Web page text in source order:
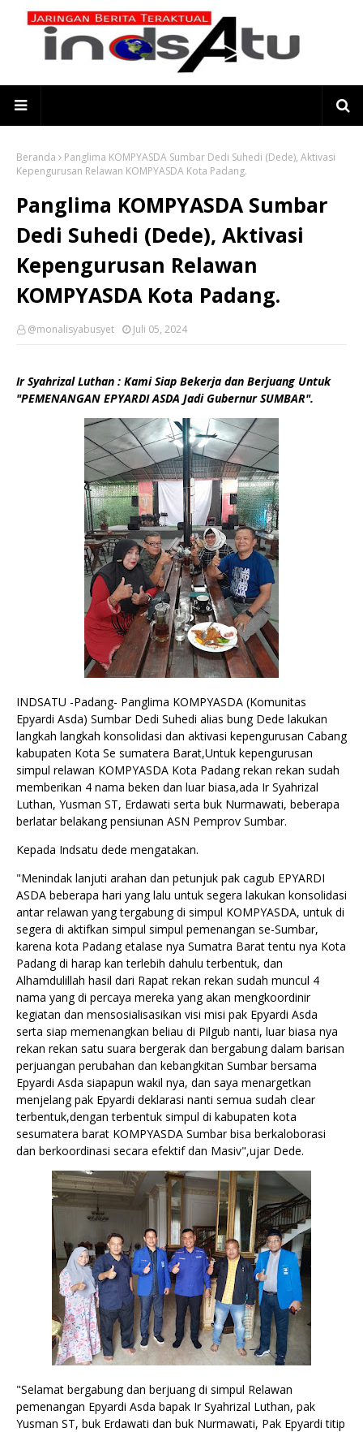
Beranda
Panglima KOMPYASDA Sumbar Dedi Suhedi (Dede), Aktivasi
Kepengurusan Relawan KOMPYASDA Kota Padang.
Panglima KOMPYASDA Sumbar
Dedi Suhedi (Dede), Aktivasi
Kepengurusan Relawan
KOMPYASDA Kota Padang.
@monalisyabusyet Juli 05, 2024
Ir Syahrizal Luthan : Kami Siap Bekerja dan Berjuang Untuk
"PEMENANGAN EPYARDI ASDA Jadi Gubernur SUMBAR".
INDSATU -Padang- Panglima KOMPYASDA (Komunitas
Epyardi Asda) Sumbar Dedi Suhedi alias bung Dede lakukan
langkah langkah konsolidasi dan aktivasi kepengurusan Cabang
kabupaten Kota Se sumatera Barat,Untuk kepengurusan
simpul relawan KOMPYASDA Kota Padang rekan rekan sudah
memberikan 4 nama beken dan luar biasa,ada Ir Syahrizal
Luthan, Yusman ST, Erdawati serta buk Nurmawati, beberapa
berlatar belakang pensiunan ASN Pemprov Sumbar.
Kepada Indsatu dede mengatakan.
"Menindak lanjuti arahan dan petunjuk pak cagub EPYARDI
ASDA beberapa hari yang lalu untuk segera lakukan konsolidasi
antar relawan yang tergabung di simpul KOMPYASDA, untuk di
segera di aktifkan simpul simpul pemenangan se-Sumbar,
karena kota Padang etalase nya Sumatra Barat tentu nya Kota
Padang di harap kan terlebih dahulu terbentuk, dan
Alhamdulillah hasil dari Rapat rekan rekan sudah muncul 4
nama yang di percaya mereka yang akan mengkoordinir
kegiatan dan mensosialisasikan visi misi pak Epyardi Asda
serta siap memenangkan beliau di Pilgub nanti, luar biasa nya
rekan rekan satu suara bergerak dan bergabung dalam barisan
perjuangan perubahan dan kebangkitan Sumbar bersama
Epyardi Asda siapapun wakil nya, dan saya menargetkan
menjelang pak Epyardi deklarasi nanti semua sudah clear
terbentuk,dengan terbentuk simpul di kabupaten kota
sesumatera barat KOMPYASDA Sumbar bisa berkaloborasi
dan berkoordinasi secara efektif dan Masiv",ujar Dede.
"Selamat bergabung dan berjuang di simpul Relawan
pemenangan Epyardi Asda bapak Ir Syahrizal Luthan, pak
Yusman ST, buk Erdawati dan buk Nurmawati, Pak Epyardi titip